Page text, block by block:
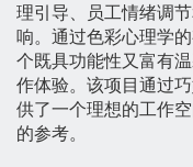
理引导、员工情绪调
响。通过色彩心理学
个既具功能性又富有
作体验。该项目通过
供了一个理想的工作
的参考。